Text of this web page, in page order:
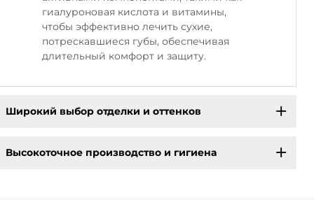
гиалуроновая кислота и витамины,
чтобы эффективно лечить сухие,
потрескавшиеся губы, обеспечивая
длительный комфорт и защиту.
Широкий выбор отделки и оттенков
Высокоточное производство и гигиена